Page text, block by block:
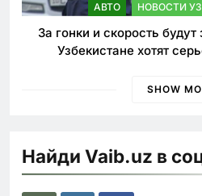
АВТО НОВОСТИ
За гонки и скорость
Узбекистане хотят
SHOW
Найди Vaib.uz в